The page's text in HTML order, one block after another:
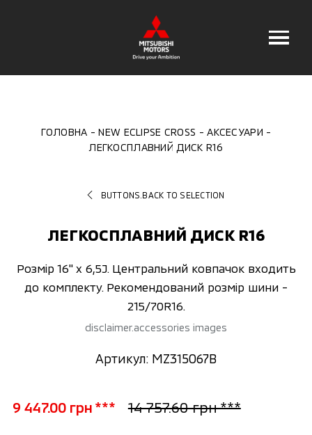
ГОЛОВНА NEW ECLIPSE CROSS
АКСЕСУАРИ
ЛЕГКОСПЛАВНИЙ ДИСК R16
BUTTONS.BACK TO SELECTION
ЛЕГКОСПЛАВНИЙ ДИСК R16
Розмір 16" x 6,5J. Центральний ковпачок входить
до комплекту. Рекомендований розмір шини -
215/70R16.
disclaimer.accessories images
Артикул: MZ315067B
9 447.00 грн *** 14 757.60 грн ***